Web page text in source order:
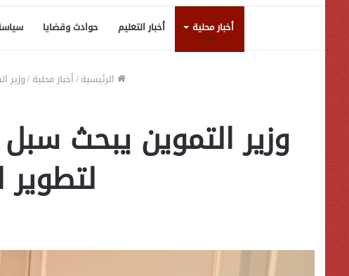
أخبار محلية أخبار التعليم حوادث وقضايا
الرئيسية/أخبار محلية/وزير
وزير التموين يبحث